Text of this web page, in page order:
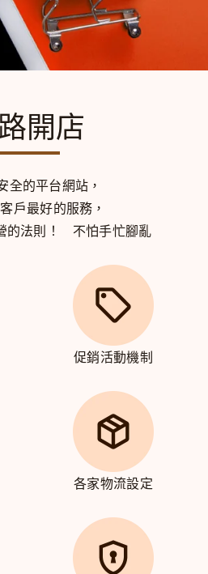
開店
全的平台網站，
戶最好的服務，
的法則！
不怕手忙腳亂
促銷活動機制
各家物流設定